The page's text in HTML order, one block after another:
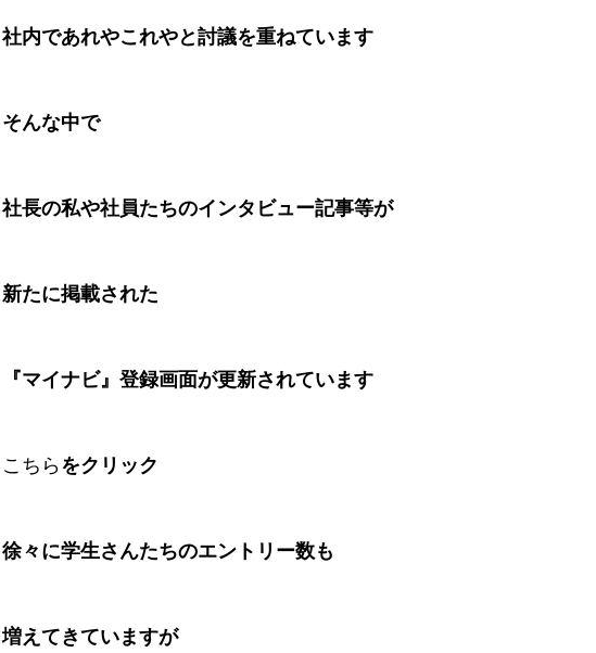
社内であれやこれやと討議を重ねています
そんな中で
社長の私や社員たちのインタビュー記事等が
新たに掲載された
『マイナビ』登録画面が更新されています
こちらをクリック
徐々に学生さんたちのエントリー数も
増えてきていますが